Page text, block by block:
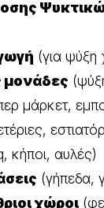
(για
μονάδες
μάρκετ,
κήποι, αυλές)
(γήπεδα,
χώροι